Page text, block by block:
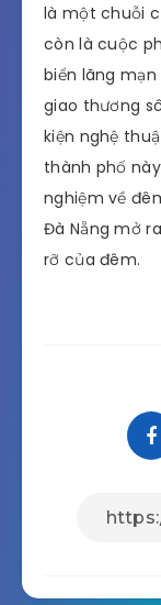
là một chuỗi
còn là cuộc
biển lãng
giao thương
kiện nghệ
thành phố
nghiệm về
Đà Nẵng mở
rỡ của đêm.